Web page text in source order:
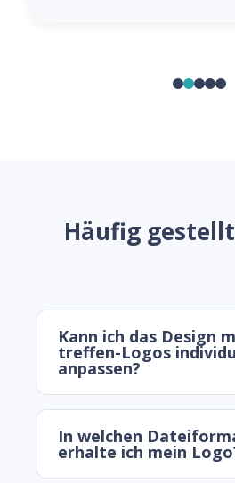
Häufig
Kann ich das Design
treffen-Logos
anpassen?
In welchen
erhalte ich mein